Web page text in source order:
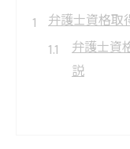
弁護士資格取
弁護士資
説
弁護士